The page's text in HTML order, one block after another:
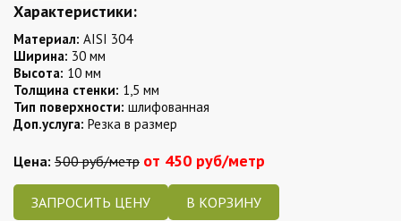
Характеристики:
Материал: AISI 304
Ширина: 30 мм
Высота: 10 мм
Толщина стенки: 1,5 мм
Тип поверхности: шлифованная
Доп.услуга: Резка в размер
Цена: 500 руб/метр от 450 руб/метр
ЗАПРОСИТЬ ЦЕНУ